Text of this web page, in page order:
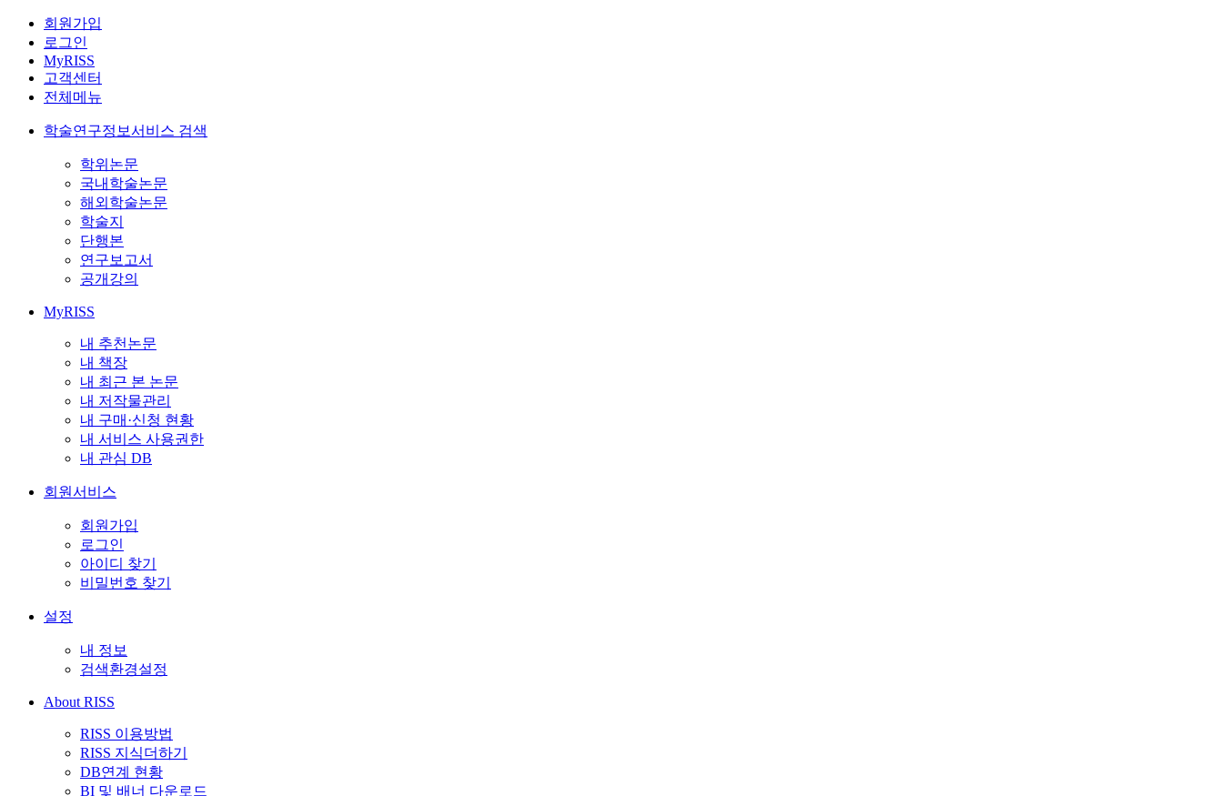
회원가입
로그인
MyRISS
고객센터
전체메뉴
학술연구정보서비스 검색
학위논문
국내학술논문
해외학술논문
학술지
단행본
연구보고서
공개강의
MyRISS
내 추천논문
내 책장
내 최근 본 논문
내 저작물관리
내 구매·신청 현황
내 서비스 사용권한
내 관심 DB
회원서비스
회원가입
로그인
아이디 찾기
비밀번호 찾기
설정
내 정보
검색환경설정
About RISS
RISS 이용방법
RISS 지식더하기
DB연계 현황
BI 및 배너 다운로드